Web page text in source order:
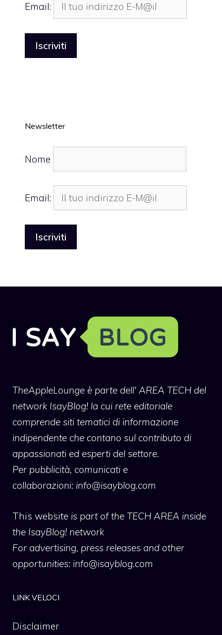
Email:
Newsletter
Nome
Email:
TheAppleLounge è parte dell' AREA TECH del
network IsayBlog! la cui rete editoriale
comprende siti tematici di informazione
indipendente che contano sul contributo di
appassionati ed esperti del settore.
Per pubblicità, comunicati e
collaborazioni: info@isayblog.com
This website is part of the TECH AREA inside
the IsayBlog! network
For advertising, press releases and other
opportunities: info@isayblog.com
LINK VELOCI
Disclaimer